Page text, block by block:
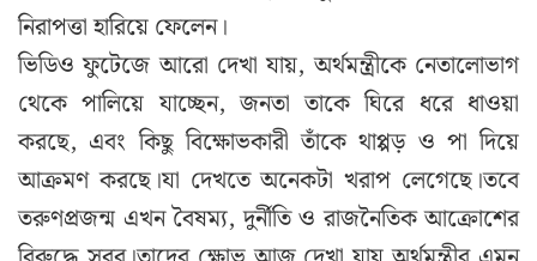
নিরাপত্তা হারিয়ে ফেলেন।
ভিডিও ফুটেজে আরো দেখা যায়, অর্থমন্ত্রীকে নেতালোভাগ
থেকে পালিয়ে যাচ্ছেন, জনতা তাকে ঘিরে ধরে ধাওয়া
করছে, এবং কিছু বিক্ষোভকারী তাঁকে থাপ্পড় ও পা দিয়ে
আক্রমণ করছে।যা দেখতে অনেকটা খরাপ লেগেছে।তবে
তরুণপ্রজন্ম এখন বৈষম্য, দুর্নীতি ও রাজনৈতিক আক্রোশের